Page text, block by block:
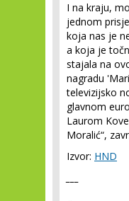
I na kraju,
jednom
koja nas je
a koja je
stajala na
nagradu
televizijsko
glavnom
Laurom
Moralić“,
Izvor: HND